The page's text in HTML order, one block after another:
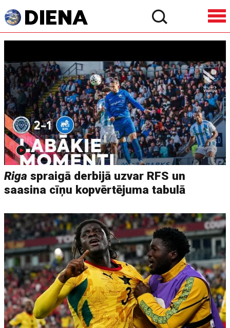
Riga spraigā derbijā uzvar RFS un
saasina cīņu kopvērtējuma tabulā